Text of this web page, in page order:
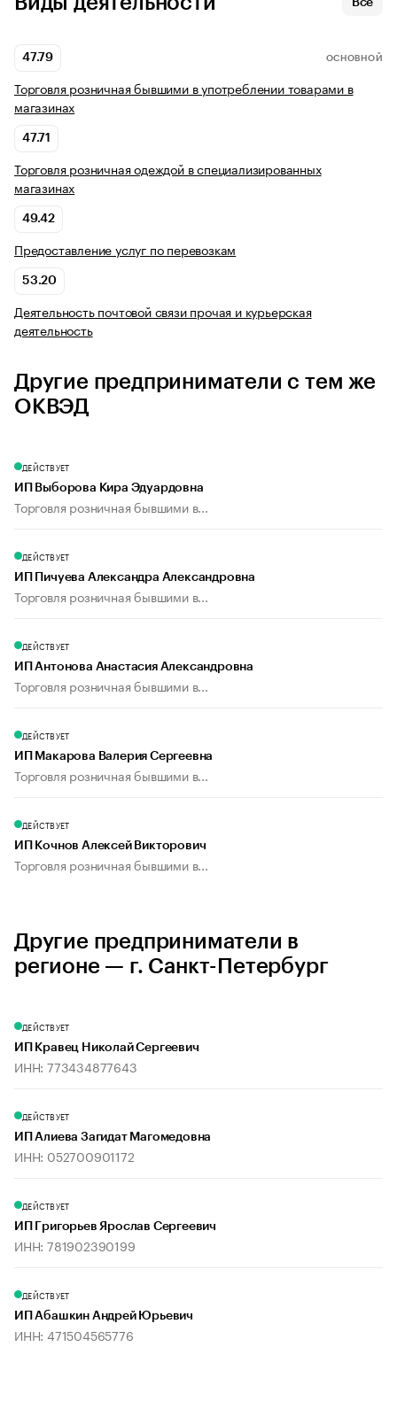
Все
47.79 ОСНОВНОЙ
Торговля розничная бывшими в употреблении товарами в
магазинах
47.71
Торговля розничная одеждой в специализированных
магазинах
49.42
Предоставление услуг по перевозкам
53.20
Деятельность почтовой связи прочая и курьерская
деятельность
Другие предприниматели с тем же
ОКВЭД
ДЕЙСТВУЕТ
ИП Выборова Кира Эдуардовна
Торговля розничная бывшими в...
ДЕЙСТВУЕТ
ИП Пичуева Александра Александровна
Торговля розничная бывшими в...
ДЕЙСТВУЕТ
ИП Антонова Анастасия Александровна
Торговля розничная бывшими в...
ДЕЙСТВУЕТ
ИП Макарова Валерия Сергеевна
Торговля розничная бывшими в...
ДЕЙСТВУЕТ
ИП Кочнов Алексей Викторович
Торговля розничная бывшими в...
Другие предприниматели в
регионе — г. Санкт-Петербург
ДЕЙСТВУЕТ
ИП Кравец Николай Сергеевич
ИНН: 773434877643
ДЕЙСТВУЕТ
ИП Алиева Загидат Магомедовна
ИНН: 052700901172
ДЕЙСТВУЕТ
ИП Григорьев Ярослав Сергеевич
ИНН: 781902390199
ДЕЙСТВУЕТ
ИП Абашкин Андрей Юрьевич
ИНН: 471504565776